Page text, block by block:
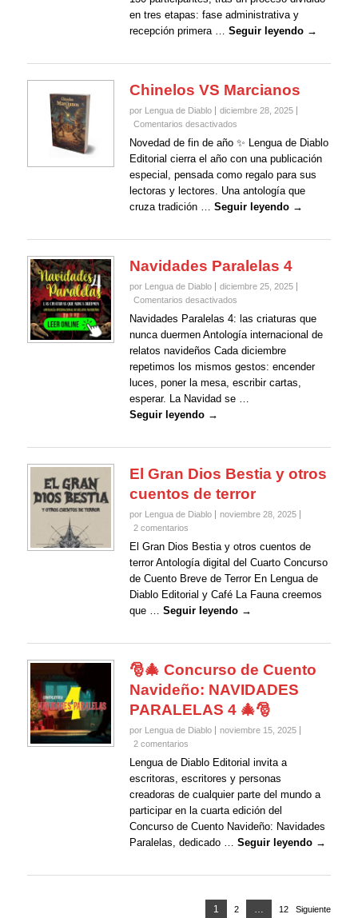
Cuento
Extraña
en tres etapas: fase administrativa y
recepción primera … Seguir leyendo →
Chinelos VS Marcianos
por Lengua de Diablo
diciembre 28, 2025
Comentarios desactivadosen
Chinelos
Marcianos
Novedad de fin de año ✨ Lengua de Diablo
Editorial cierra el año con una publicación
especial, pensada como regalo para sus
lectoras y lectores. Una antología que
cruza tradición … Seguir leyendo →
Navidades Paralelas 4
por Lengua de Diablo
diciembre 25, 2025
Comentarios desactivadosen
Navidades
4
Navidades Paralelas 4: las criaturas que
nunca duermen Antología internacional de
relatos navideños Cada diciembre
repetimos los mismos gestos: encender
luces, poner la mesa, escribir cartas,
esperar. La Navidad se …
Seguir leyendo →
El Gran Dios Bestia y otros
cuentos de terror
por Lengua de Diablo
noviembre 28, 2025
2 comentarios
El Gran Dios Bestia y otros cuentos de
terror Antología digital del Cuarto Concurso
de Cuento Breve de Terror En Lengua de
Diablo Editorial y Café La Fauna creemos
que … Seguir leyendo →
🎅🎄 Concurso de Cuento
Navideño: NAVIDADES
PARALELAS 4 🎄🎅
por Lengua de Diablo
noviembre 15, 2025
2 comentarios
Lengua de Diablo Editorial invita a
escritoras, escritores y personas
creadoras de cualquier parte del mundo a
participar en la cuarta edición del
Concurso de Cuento Navideño: Navidades
Paralelas, dedicado … Seguir leyendo →
Página
1 Página
2 Página
12 Siguiente